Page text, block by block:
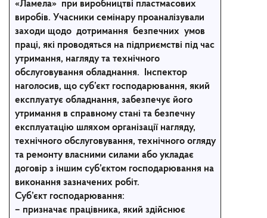
«Ламела» при виробництві пластмасових
виробів. Учасники семінару проаналізували
заходи щодо дотримання безпечних умов
праці, які проводяться на підприємстві під час
утримання, нагляду та технічного
обслуговування обладнання. Інспектор
наголосив, що суб’єкт господарювання, який
експлуатує обладнання, забезпечує його
утримання в справному стані та безпечну
експлуатацію шляхом організації нагляду,
технічного обслуговування, технічного огляду
та ремонту власними силами або укладає
договір з іншим суб’єктом господарювання на
виконання зазначених робіт.
Суб’єкт господарювання:
– призначає працівника, який здійснює